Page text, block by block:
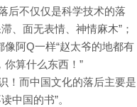
后不仅仅是科学技术的落
、面无表情、神情麻木”；
阿Q一样“赵太爷的地都有
你算什么东西！”
！而中国文化的落后主要是
中国的书”。